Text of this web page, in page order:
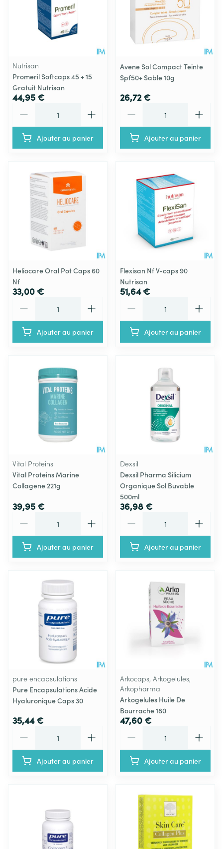
Nutrisan
Promeril Softcaps 45 + 15
Gratuit Nutrisan
44,95 €
Ajouter au panier
Avene Sol Compact Teinte
Spf50+ Sable 10g
26,72 €
Ajouter au panier
Heliocare Oral Pot Caps 60
Nf
33,00 €
Ajouter au panier
Flexisan Nf V-caps 90
Nutrisan
51,64 €
Ajouter au panier
Vital Proteins
Vital Proteins Marine
Collagene 221g
39,95 €
Ajouter au panier
Dexsil
Dexsil Pharma Silicium
Organique Sol Buvable
500ml
36,98 €
Ajouter au panier
pure encapsulations
Pure Encapsulations Acide
Hyaluronique Caps 30
35,44 €
Ajouter au panier
Arkocaps, Arkogelules,
Arkopharma
Arkogelules Huile De
Bourrache 180
47,60 €
Ajouter au panier